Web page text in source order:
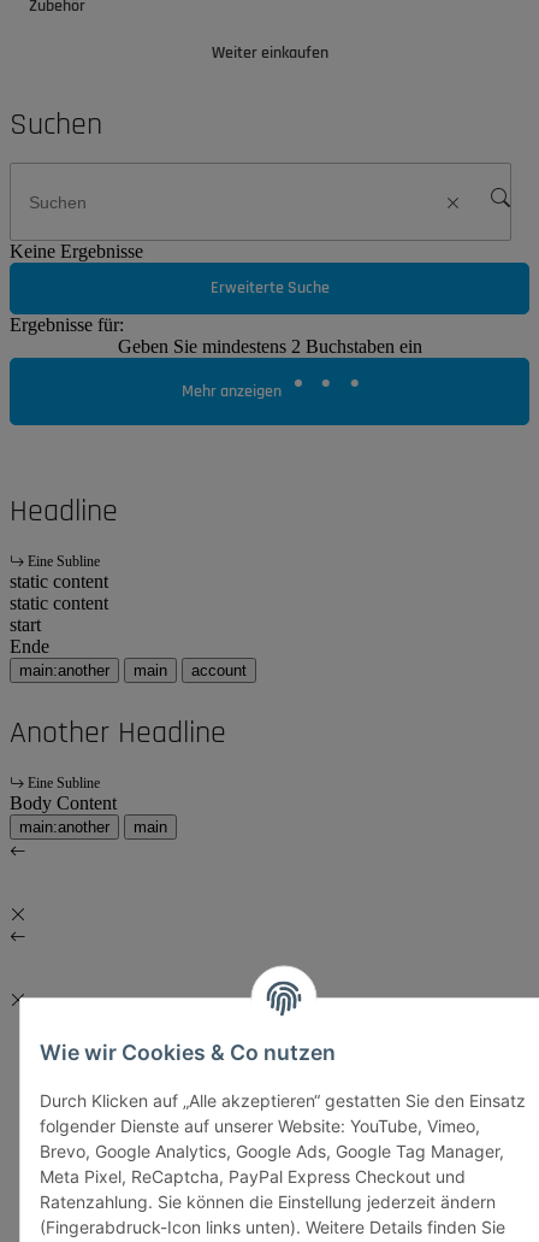
Wie wir Cookies & Co nutzen
Durch Klicken auf „Alle akzeptieren“ gestatten Sie den Einsatz
folgender Dienste auf unserer Website: YouTube, Vimeo,
Brevo, Google Analytics, Google Ads, Google Tag Manager,
Meta Pixel, ReCaptcha, PayPal Express Checkout und
Ratenzahlung. Sie können die Einstellung jederzeit ändern
(Fingerabdruck-Icon links unten). Weitere Details finden Sie
Zubehör
Weiter einkaufen
Suchen
Keine Ergebnisse
Erweiterte Suche
Ergebnisse für:
Geben Sie mindestens 2 Buchstaben ein
Mehr anzeigen
Headline
Eine Subline
static content
static content
start
Ende
main:another main account
Another Headline
Eine Subline
Body Content
main:another main